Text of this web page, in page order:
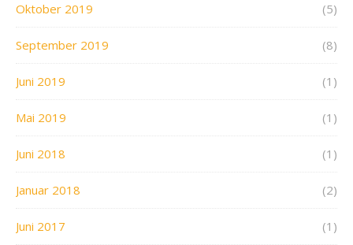
Oktober 2019 (5)
September 2019 (8)
Juni 2019 (1)
Mai 2019 (1)
Juni 2018 (1)
Januar 2018 (2)
Juni 2017 (1)